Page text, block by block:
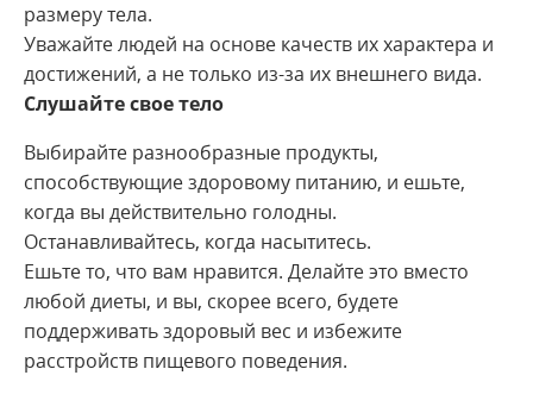
размеру тела.
Уважайте людей на основе качеств их характера и
достижений, а не только из-за их внешнего вида.
Слушайте свое тело
Выбирайте разнообразные продукты,
способствующие здоровому питанию, и ешьте,
когда вы действительно голодны.
Останавливайтесь, когда насытитесь.
Ешьте то, что вам нравится. Делайте это вместо
любой диеты, и вы, скорее всего, будете
поддерживать здоровый вес и избежите
расстройств пищевого поведения.